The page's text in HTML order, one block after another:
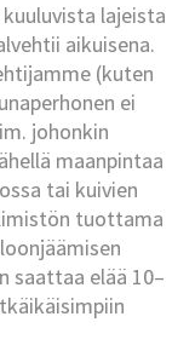
lajeista
aikuisena.
(kuten
ei
johonkin
maanpintaa
tai kuivien
tuottama
saattaa elää 10–